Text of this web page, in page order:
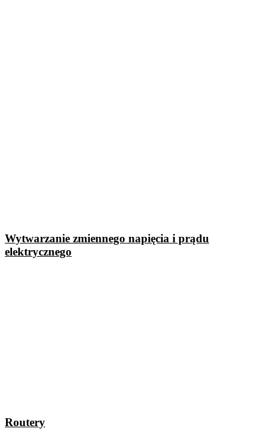
Wytwarzanie zmiennego napięcia i prądu
elektrycznego
Routery